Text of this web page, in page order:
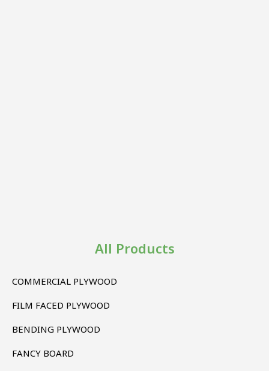
All Products
COMMERCIAL PLYWOOD
FILM FACED PLYWOOD
BENDING PLYWOOD
FANCY BOARD